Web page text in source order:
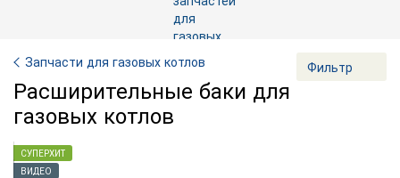
Фильтр
Запчасти для газовых котлов
Расширительные баки для
газовых котлов
СУПЕРХИТ
ВИДЕО